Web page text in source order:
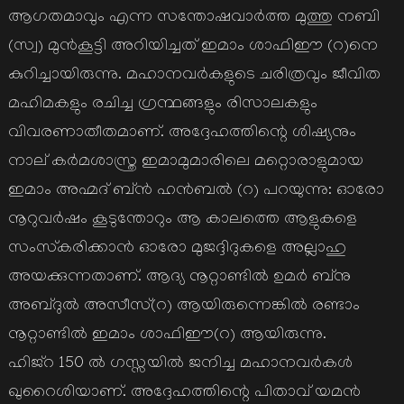
ആഗതമാവും എന്ന സന്തോഷവാര്‍ത്ത മുത്തു നബി
(സ്വ) മുന്‍കൂട്ടി അറിയിച്ചത് ഇമാം ശാഫിഈ (റ)നെ
കുറിച്ചായിരുന്നു. മഹാനവര്‍കളുടെ ചരിത്രവും ജീവിത
മഹിമകളും രചിച്ച ഗ്രന്ഥങ്ങളും രിസാലകളും
വിവരണാതീതമാണ്. അദ്ദേഹത്തിന്റെ ശിഷ്യനും
നാല് കര്‍മശാസ്ത്ര ഇമാമുമാരിലെ മറ്റൊരാളുമായ
ഇമാം അഹ്മദ് ബ്ന്‍ ഹന്‍ബല്‍ (റ) പറയുന്നു: ഓരോ
നൂറുവര്‍ഷം കൂടുന്തോറും ആ കാലത്തെ ആളുകളെ
സംസ്‌കരിക്കാന്‍ ഓരോ മുജദ്ദിദുകളെ അല്ലാഹു
അയക്കുന്നതാണ്. ആദ്യ നൂറ്റാണ്ടില്‍ ഉമര്‍ ബ്‌നു
അബ്ദുല്‍ അസീസ്(റ) ആയിരുന്നെങ്കില്‍ രണ്ടാം
നൂറ്റാണ്ടില്‍ ഇമാം ശാഫിഈ(റ) ആയിരുന്നു.
ഹിജ്‌റ 150 ല്‍ ഗസ്സയില്‍ ജനിച്ച മഹാനവര്‍കള്‍
ഖുറൈശിയാണ്. അദ്ദേഹത്തിന്റെ പിതാവ് യമന്‍